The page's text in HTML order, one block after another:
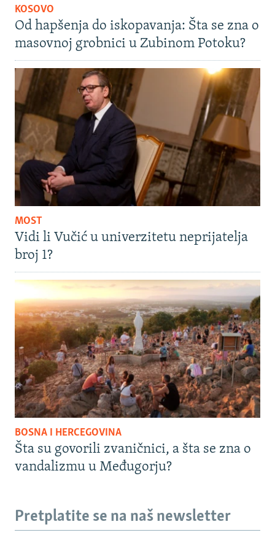
KOSOVO
Od hapšenja do iskopavanja: Šta se zna o
masovnoj grobnici u Zubinom Potoku?
MOST
Vidi li Vučić u univerzitetu neprijatelja
broj 1?
BOSNA I HERCEGOVINA
Šta su govorili zvaničnici, a šta se zna o
vandalizmu u Međugorju?
Pretplatite se na naš newsletter